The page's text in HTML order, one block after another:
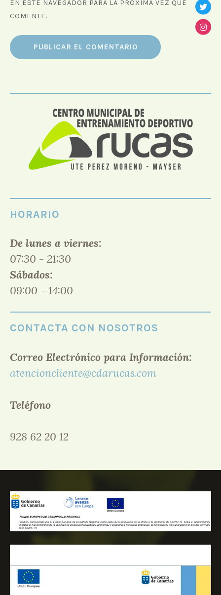
EN ESTE NAVEGADOR PARA LA PRÓXIMA VEZ QUE
COMENTE.
HORARIO
De lunes a viernes:
07:30 - 21:30
Sábados:
09:00 - 14:00
CONTACTA CON NOSOTROS
Correo Electrónico para Información:
atencioncliente@cdarucas.com
Teléfono
928 62 20 12